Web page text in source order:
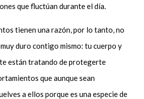
que fluctúan durante el día.
tienen una razón, por lo tanto, no
duro contigo mismo: tu cuerpo y
están tratando de protegerte
que aunque sean
a ellos porque es una especie de